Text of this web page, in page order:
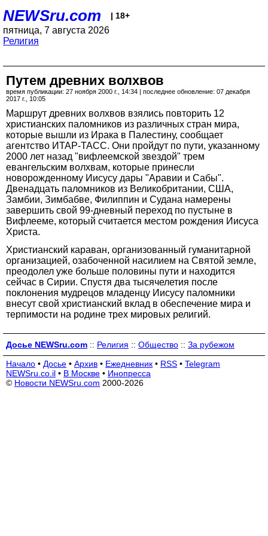
NEWSru.com | 18+
пятница, 7 августа 2026
Религия
Путем древних волхвов
время публикации: 27 ноября 2000 г., 14:34 | последнее обновление: 07 декабря
2017 г., 10:05
Маршрут древних волхвов взялись повторить 12
христианских паломников из различных стран мира,
которые вышли из Ирака в Палестину, сообщает
агентство ИТАР-ТАСС. Они пройдут по пути, указанному
2000 лет назад "вифлеемской звездой" трем
евангельским волхвам, которые принесли
новорожденному Иисусу дары "Аравии и Сабы".
Двенадцать паломников из Великобритании, США,
Замбии, Зимбабве, Филиппин и Судана намерены
завершить свой 99-дневный переход по пустыне в
Вифлееме, который считается местом рождения Иисуса
Христа.
Христианский караван, организованный гуманитарной
организацией, озабоченной насилием на Святой земле,
преодолел уже больше половины пути и находится
сейчас в Сирии. Спустя два тысячелетия после
поклонения мудрецов младенцу Иисусу паломники
внесут свой христианский вклад в обеспечение мира и
терпимости на родине трех мировых религий.
Досье NEWSru.com :: Религия :: Общество :: За рубежом
Начало • Досье • Архив • Ежедневник • RSS • Telegram
NEWSru.co.il • В Москве • Инопресса
© Новости NEWSru.com 2000-2026